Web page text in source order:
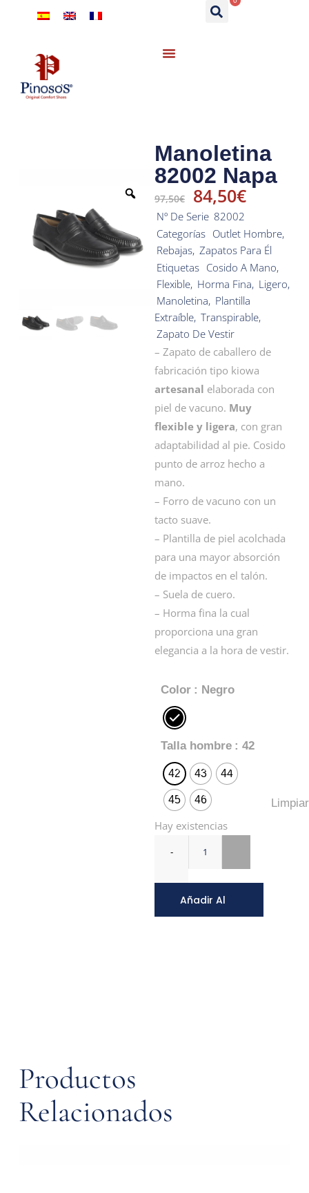
Manoletina
82002 Napa
97,50€ 84,50€
Nº De Serie 82002
Categorías Outlet Hombre,
Rebajas, Zapatos Para Él
Etiquetas Cosido A Mano,
Flexible, Horma Fina, Ligero,
Manoletina, Plantilla
Extraíble, Transpirable,
Zapato De Vestir
– Zapato de caballero de
fabricación tipo kiowa
artesanal elaborada con
piel de vacuno. Muy
flexible y ligera, con gran
adaptabilidad al pie. Cosido
punto de arroz hecho a
mano.
– Forro de vacuno con un
tacto suave.
– Plantilla de piel acolchada
para una mayor absorción
de impactos en el talón.
– Suela de cuero.
– Horma fina la cual
proporciona una gran
elegancia a la hora de vestir.
Color : Negro
Talla hombre : 42
42 43 44
45 46 Limpiar
Hay existencias
Añadir Al
Productos
Relacionados